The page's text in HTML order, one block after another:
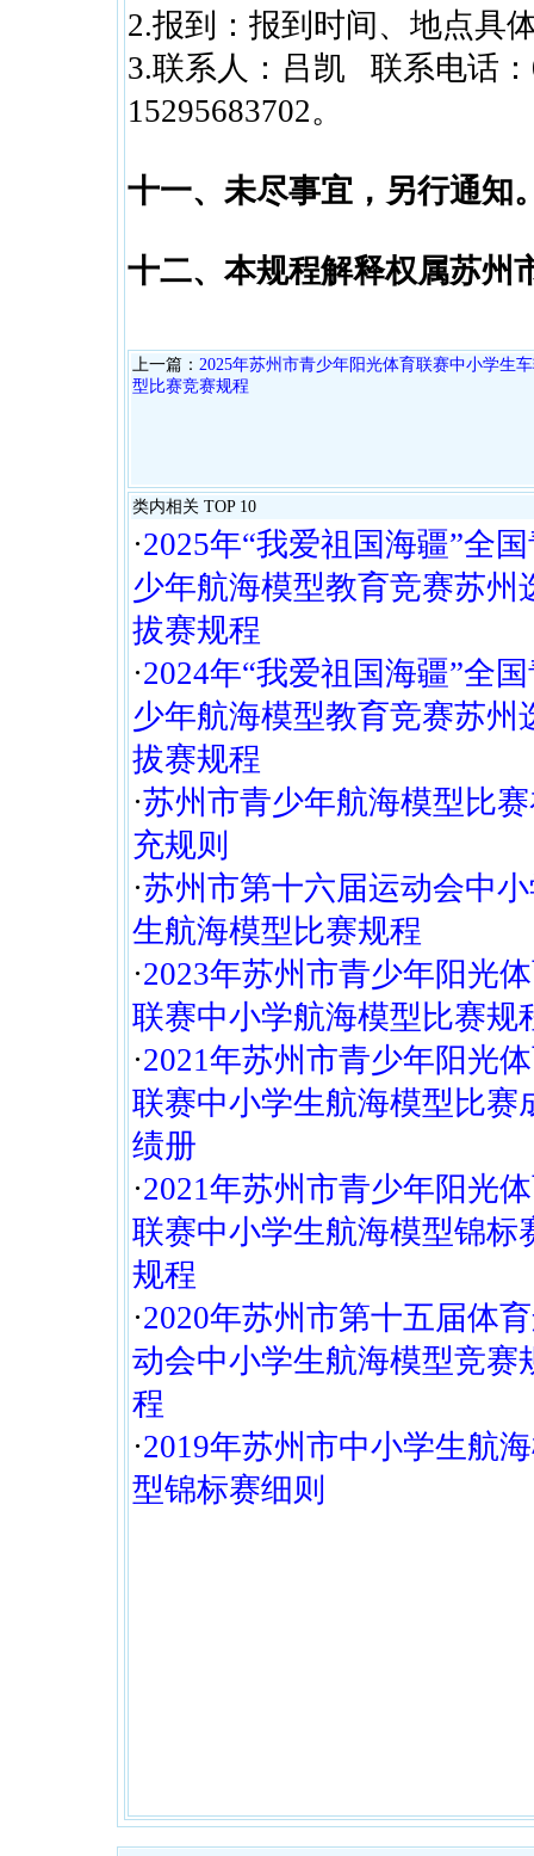
2.报到：报到时间、地点具
3.联系人：吕凯 联系电话：
15295683702。
十一、未尽事宜，另行通知
十二、本规程解释权属苏州
上一篇： 2025年苏州市青少年阳光体育联赛中小学生
型比赛竞赛规程
类内相关 TOP 10
·2025年“我爱祖国海疆”全
少年航海模型教育竞赛苏州
拔赛规程
·2024年“我爱祖国海疆”全
少年航海模型教育竞赛苏州
拔赛规程
·苏州市青少年航海模型比
充规则
·苏州市第十六届运动会中
生航海模型比赛规程
·2023年苏州市青少年阳光
联赛中小学航海模型比赛规
·2021年苏州市青少年阳光
联赛中小学生航海模型比赛
绩册
·2021年苏州市青少年阳光
联赛中小学生航海模型锦标
规程
·2020年苏州市第十五届体
动会中小学生航海模型竞赛
程
·2019年苏州市中小学生航
型锦标赛细则